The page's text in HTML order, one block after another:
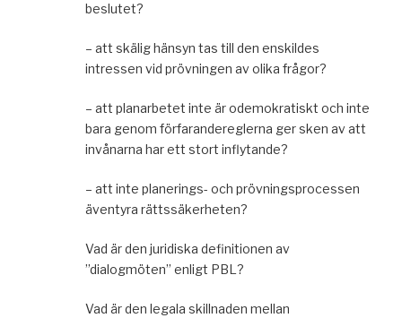
beslutet?
– att skälig hänsyn tas till den enskildes
intressen vid prövningen av olika frågor?
– att planarbetet inte är odemokratiskt och inte
bara genom förfarandereglerna ger sken av att
invånarna har ett stort inflytande?
– att inte planerings- och prövningsprocessen
äventyra rättssäkerheten?
Vad är den juridiska definitionen av
”dialogmöten” enligt PBL?
Vad är den legala skillnaden mellan